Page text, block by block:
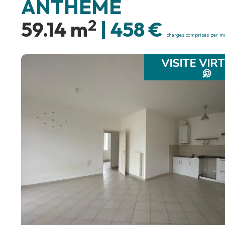
ANTHEME
59.14 m2 | 458 € charges comprises par